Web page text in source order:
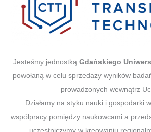
Jesteśmy jednostką Gdańskiego
powołaną w celu sprzedaży wyników
prowadzonych wewnątrz
Działamy na styku nauki i gospodarki
współpracy pomiędzy naukowcami a